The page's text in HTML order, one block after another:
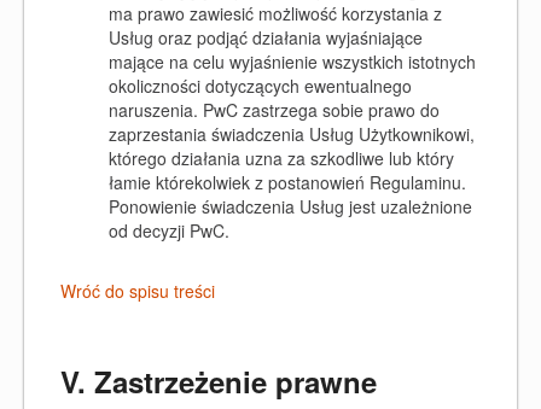
ma prawo zawiesić możliwość korzystania z
Usług oraz podjąć działania wyjaśniające
mające na celu wyjaśnienie wszystkich istotnych
okoliczności dotyczących ewentualnego
naruszenia. PwC zastrzega sobie prawo do
zaprzestania świadczenia Usług Użytkownikowi,
którego działania uzna za szkodliwe lub który
łamie którekolwiek z postanowień Regulaminu.
Ponowienie świadczenia Usług jest uzależnione
od decyzji PwC.
Wróć do spisu treści
V. Zastrzeżenie prawne